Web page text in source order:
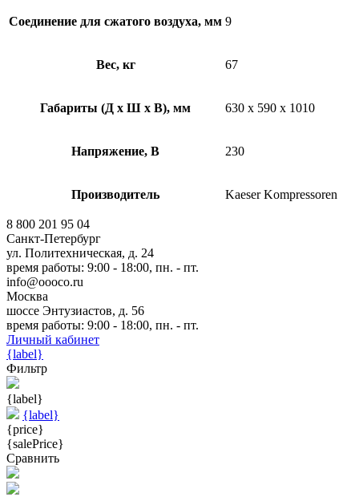
Соединение для сжатого воздуха, мм 9
Вес, кг 67
Габариты (Д х Ш х В), мм 630 x 590 x 1010
Напряжение, В 230
Производитель Kaeser Kompressoren
8 800 201 95 04
Санкт-Петербург
ул. Политехническая, д. 24
время работы: 9:00 - 18:00, пн. - пт.
info@oooco.ru
Москва
шоссе Энтузиастов, д. 56
время работы: 9:00 - 18:00, пн. - пт.
Личный кабинет
{label}
Фильтр
{label}
{label}
{price}
{salePrice}
Сравнить